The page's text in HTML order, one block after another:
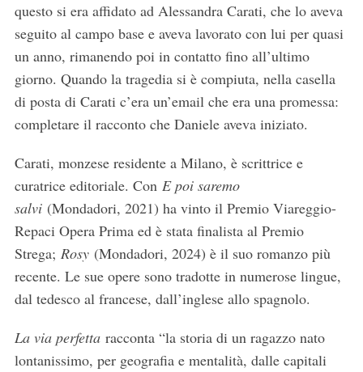
questo si era affidato ad Alessandra Carati, che lo aveva
seguito al campo base e aveva lavorato con lui per quasi
un anno, rimanendo poi in contatto fino all’ultimo
giorno. Quando la tragedia si è compiuta, nella casella
di posta di Carati c’era un’email che era una promessa:
completare il racconto che Daniele aveva iniziato.
Carati, monzese residente a Milano, è scrittrice e
curatrice editoriale. Con E poi saremo
salvi(Mondadori, 2021) ha vinto il Premio Viareggio-
Repaci Opera Prima ed è stata finalista al Premio
Strega; Rosy(Mondadori, 2024) è il suo romanzo più
recente. Le sue opere sono tradotte in numerose lingue,
dal tedesco al francese, dall’inglese allo spagnolo.
La via perfettaracconta “la storia di un ragazzo nato
lontanissimo, per geografia e mentalità, dalle capitali